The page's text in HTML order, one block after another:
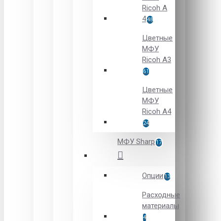
Ricoh A
448
Цветные
МФУ
Ricoh A3
61
Цветные
МФУ
Ricoh A4
24
МФУ Sharp 17
Опции 13
Расходные
материалы
4